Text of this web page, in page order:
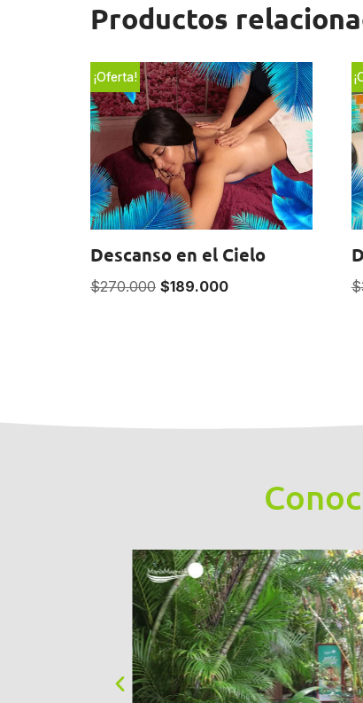
Productos
¡Oferta!
Descanso en el Cielo
$270.000 $189.000 $